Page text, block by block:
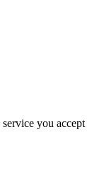
you accept